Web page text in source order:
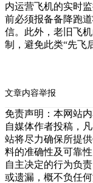
内运营飞机的实时
前必须报备备降跑
信。此外，老旧飞
制，避免此类“先飞
文章内容举报
免责声明：本网站
自媒体作者投稿，
站将尽力确保所提
料的准确性及可靠
自主决定的行为负
或遗漏，概不负任